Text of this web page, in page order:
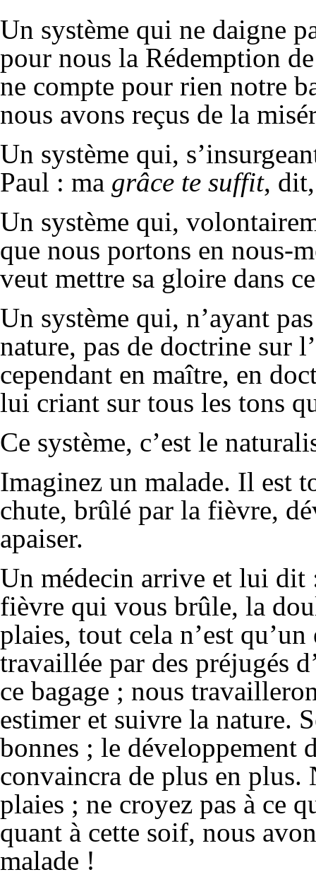
Un système qui ne daigne
pour nous la Rédemption
ne compte pour rien notre
nous avons reçus de la
Un système qui,
Paul : ma grâce te suffit,
Un système qui,
que nous portons en nous-
veut mettre sa gloire dans
Un système qui, n’ayant
nature, pas de doctrine sur
cependant en maître, en
lui criant sur tous les tons
Ce système, c’est le
Imaginez un malade. Il est
chute, brûlé par la fièvre,
apaiser.
Un médecin arrive et lui
fièvre qui vous brûle, la
plaies, tout cela n’est
travaillée par des préjugés
ce bagage ; nous
estimer et suivre la nature.
bonnes ; le développement
convaincra de plus en plus.
plaies ; ne croyez pas à ce
quant à cette soif, nous
malade !